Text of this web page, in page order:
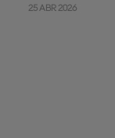
25 ABR 2026